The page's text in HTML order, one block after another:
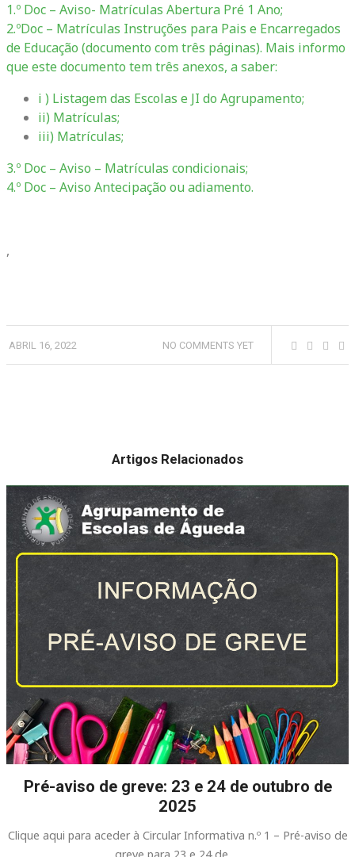
1.º Doc – Aviso- Matrículas Abertura Pré 1 Ano;
2.ºDoc – Matrículas Instruções para Pais e Encarregados
de Educação (documento com três páginas). Mais informo
que este documento tem três anexos, a saber:
i ) Listagem das Escolas e JI do Agrupamento;
ii) Matrículas;
iii) Matrículas;
3.º Doc – Aviso – Matrículas condicionais;
4.º Doc – Aviso Antecipação ou adiamento.
,
ABRIL 16, 2022 NO COMMENTS YET
Artigos Relacionados
Pré-aviso de greve: 23 e 24 de outubro de
2025
Clique aqui para aceder à Circular Informativa n.º 1 – Pré-aviso de
greve para 23 e 24 de …